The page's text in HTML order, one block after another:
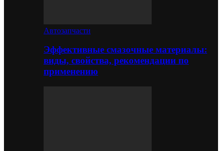
Автозапчасти
Эффективные смазочные материалы:
виды, свойства, рекомендации по
применению